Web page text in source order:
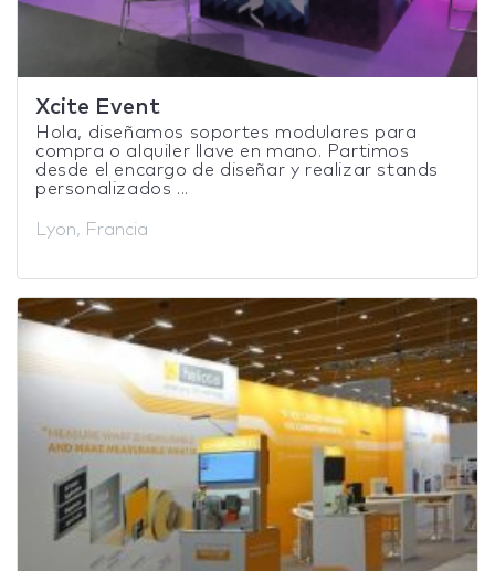
Xcite Event
Hola, diseñamos soportes modulares para
compra o alquiler llave en mano. Partimos
desde el encargo de diseñar y realizar stands
personalizados ...
Lyon, Francia